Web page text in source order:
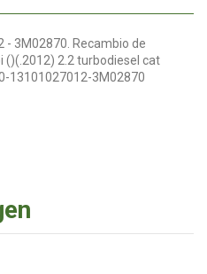
- 3M02870. Recambio de
2.2 turbodiesel cat
13101027012-3M02870